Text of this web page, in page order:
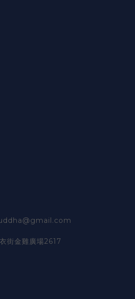
街金雞廣場2617